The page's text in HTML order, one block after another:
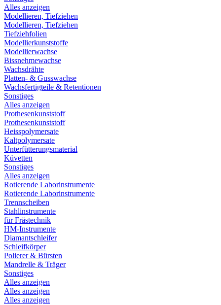
Alles anzeigen
Modellieren, Tiefziehen
Modellieren, Tiefziehen
Tiefziehfolien
Modellierkunststoffe
Modellierwachse
Bissnehmewachse
Wachsdrähte
Platten- & Gusswachse
Wachsfertigteile & Retentionen
Sonstiges
Alles anzeigen
Prothesenkunststoff
Prothesenkunststoff
Heisspolymersate
Kaltpolymersate
Unterfütterungsmaterial
Küvetten
Sonstiges
Alles anzeigen
Rotierende Laborinstrumente
Rotierende Laborinstrumente
Trennscheiben
Stahlinstrumente
für Frästechnik
HM-Instrumente
Diamantschleifer
Schleifkörper
Polierer & Bürsten
Mandrelle & Träger
Sonstiges
Alles anzeigen
Alles anzeigen
Alles anzeigen